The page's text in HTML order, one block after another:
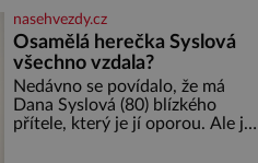
soustředění i odpočinek a
reaguje na každou etapu života
a specifické potřeby dítěte. Pro
nejmenší je klíčová
jednoduchost, měkkost a
bezpečí, proto by pokoj
miminka měl působit především
nasehvezdy.cz
Osamělá herečka Syslová
všechno vzdala?
Nedávno se povídalo, že má
Dana Syslová (80) blízkého
přítele, který je jí oporou. Ale je